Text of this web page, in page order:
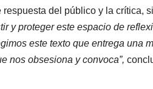
del público y la crítica,
y proteger este espacio de
este texto que entrega una
nos obsesiona y convoca”,